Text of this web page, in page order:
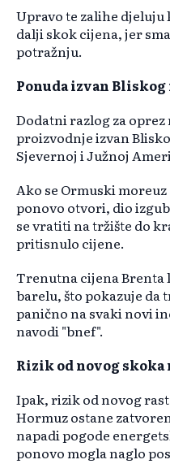
Upravo te zalihe djeluju
dalji skok cijena, jer
potražnju.
Ponuda izvan
Dodatni razlog za
proizvodnje izvan
Sjevernoj i Južnoj
Ako se Ormuski
ponovo otvori, dio
se vratiti na tržište do
pritisnulo cijene.
Trenutna cijena Brenta
barelu, što pokazuje da
panično na svaki novi
navodi "bnef".
Rizik od novog skoka
Ipak, rizik od novog
Hormuz ostane
napadi pogode
ponovo mogla naglo